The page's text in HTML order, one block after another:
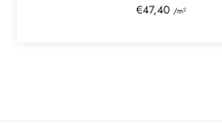
€47,40 /m²